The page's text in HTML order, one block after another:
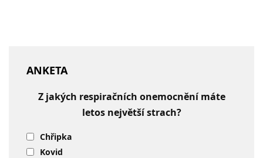
ANKETA
Z jakých respiračních onemocnění máte
letos největší strach?
Chřipka
Kovid